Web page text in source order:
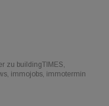
zu buildingTIMES,
immojobs, immotermin